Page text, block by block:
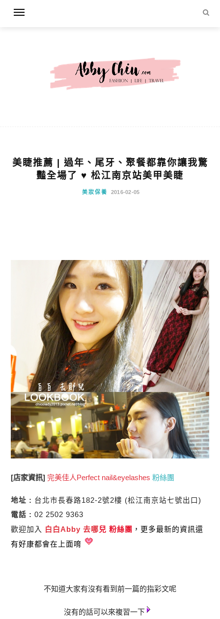
美睫推薦 | 過年、尾牙、聚餐都靠你讓我驚
豔全場了 ♥ 松江南京站美甲美睫
美妝保養 2016-02-05
[店家資訊] 完美佳人Perfect nail&eyelashes 粉絲團
地址 : 台北市長春路182-2號2樓 (松江南京站七號出口)
電話 : 02 2502 9363
歡迎加入 白白Abby 去哪兒 粉絲團 ，更多最新的資訊還
有好康都會在上面唷
不知道大家有沒有看到前一篇的指彩文呢
沒有的話可以來複習一下